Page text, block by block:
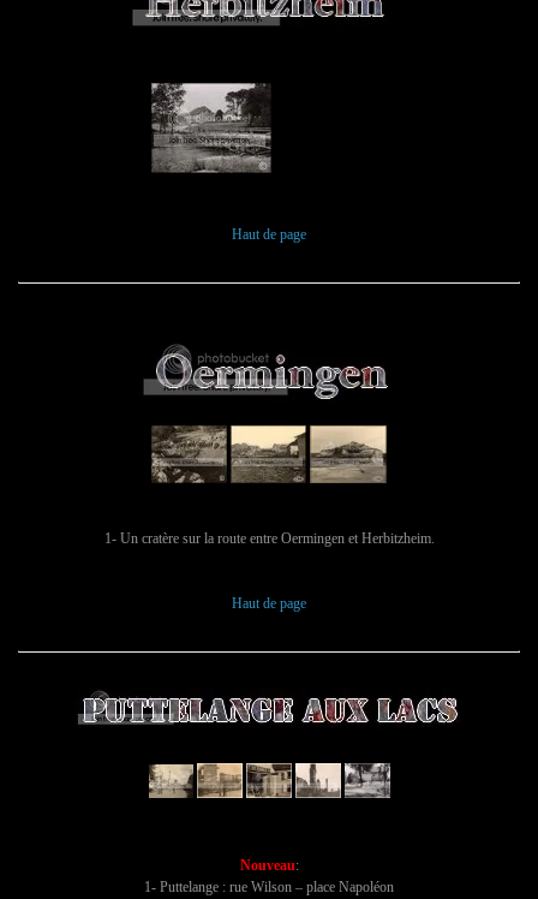
Haut de page
1- Un cratère sur la route entre Oermingen et Herbitzheim.
Haut de page
Nouveau:
1- Puttelange : rue Wilson – place Napoléon